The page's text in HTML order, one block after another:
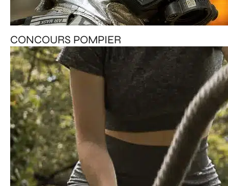
CONCOURS POMPIER